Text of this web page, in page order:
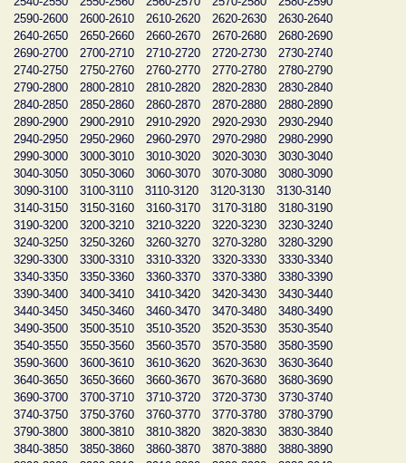
2590-2600
2600-2610 2610-2620 2620-2630
2630-2640
2640-2650
2650-2660 2660-2670 2670-2680
2680-2690
2690-2700
2700-2710 2710-2720 2720-2730
2730-2740
2740-2750
2750-2760 2760-2770 2770-2780
2780-2790
2790-2800
2800-2810 2810-2820 2820-2830
2830-2840
2840-2850
2850-2860 2860-2870 2870-2880
2880-2890
2890-2900
2900-2910 2910-2920 2920-2930
2930-2940
2940-2950
2950-2960 2960-2970 2970-2980
2980-2990
2990-3000
3000-3010 3010-3020 3020-3030
3030-3040
3040-3050
3050-3060 3060-3070 3070-3080
3080-3090
3090-3100
3100-3110 3110-3120 3120-3130
3130-3140
3140-3150
3150-3160 3160-3170 3170-3180
3180-3190
3190-3200
3200-3210 3210-3220 3220-3230
3230-3240
3240-3250
3250-3260 3260-3270 3270-3280
3280-3290
3290-3300
3300-3310 3310-3320 3320-3330
3330-3340
3340-3350
3350-3360 3360-3370 3370-3380
3380-3390
3390-3400
3400-3410 3410-3420 3420-3430
3430-3440
3440-3450
3450-3460 3460-3470 3470-3480
3480-3490
3490-3500
3500-3510 3510-3520 3520-3530
3530-3540
3540-3550
3550-3560 3560-3570 3570-3580
3580-3590
3590-3600
3600-3610 3610-3620 3620-3630
3630-3640
3640-3650
3650-3660 3660-3670 3670-3680
3680-3690
3690-3700
3700-3710 3710-3720 3720-3730
3730-3740
3740-3750
3750-3760 3760-3770 3770-3780
3780-3790
3790-3800
3800-3810 3810-3820 3820-3830
3830-3840
3840-3850
3850-3860 3860-3870 3870-3880
3880-3890